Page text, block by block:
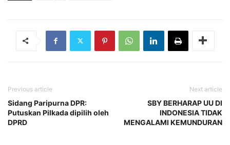
Previous article
Sidang Paripurna DPR:
Putuskan Pilkada dipilih oleh
DPRD
Next article
SBY BERHARAP UU DI
INDONESIA TIDAK
MENGALAMI KEMUNDURAN